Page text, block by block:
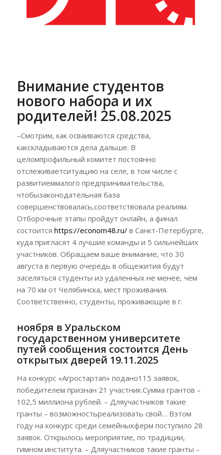
Внимание студентов
нового набора и их
родителей! 25.08.2025
–Смотрим, как осваиваются средства,
какскладываются дела дальше. В
целомпрофильный комитет постоянно
отслеживаетситуацию на селе, в том числе с
развитиеммалого предпринимательства,
чтобызаконодательная база
совершенствовалась,соответствовала реалиям.
Отборочные этапы пройдут онлайн, а финал
состоится https://econom48.ru/в Санкт-Петербурге,
куда пригласят 4 лучшие команды и 5 сильнейших
участников. Обращаем ваше внимание, что 30
августа в первую очередь в общежития будут
заселяться студенты из удаленных не менее, чем
на 70 км от Челябинска, мест проживания.
Соответственно, студенты, проживающие в г.
ноября в Уральском
государственном университете
путей сообщения состоится День
открытых дверей 19.11.2025
На конкурс «Агростартап» подано115 заявок,
победителем признан 21 участник.Сумма грантов –
102,5 миллиона рублей. – Дляучастников такие
гранты – возможностьреализовать свой… Вэтом
году на конкурс среди семейныхферм поступило 28
заявок. Открылось мероприятие, по традиции,
гимном института. – Дляучастников такие гранты –